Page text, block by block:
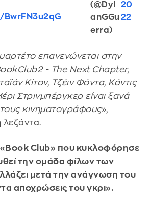
(@Dyl
anGGu
erra)
20
22
επανενώνεται στην
- The Next Chapter,
Κίτον, Τζέιν Φόντα, Κάντις
Στρινμπέργκερ είναι ξανά
κινηματογράφους»,
λεζάντα.
«Book Club» που κυκλοφόρησε
την ομάδα φίλων των
μετά την ανάγνωση του
αποχρώσεις του γκρι».